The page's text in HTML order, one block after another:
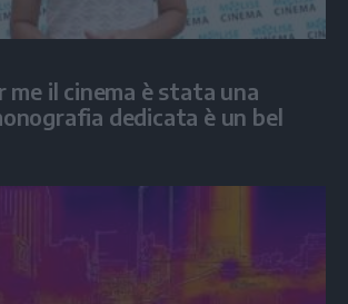
me il cinema è stata una
dedicata è un bel